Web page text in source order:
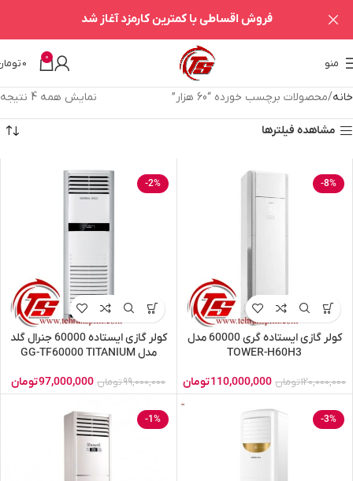
منو 0
0
خانه محصولات برچسب خورده “60 هزار” نمایش همه 4 نتیجه
مشاهده فیلترها
-8%
کولر گازی ایستاده گری 60000 مدل
TOWER-H60H3
120,000,000تومان 110,000,000تومان
-2%
کولر گازی ایستاده 60000 جنرال گلد
مدل GG-TF60000 TITANIUM
99,000,000تومان 97,000,000تومان
-3%
-1%
فروش اقساطی با کمترین کارمزد آغاز شد